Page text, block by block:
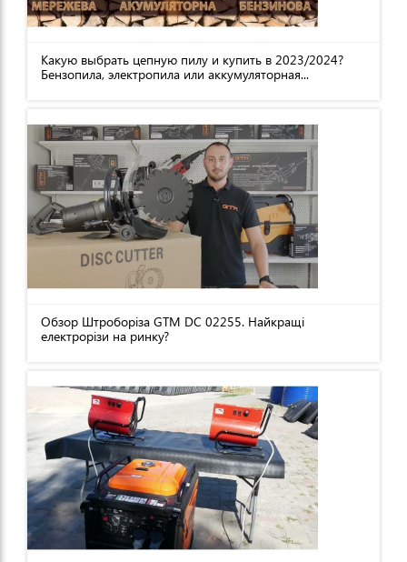
Какую выбрать цепную пилу и купить в 2023/2024?
Бензопила, электропила или аккумуляторная...
Обзор Штроборіза GTM DC 02255. Найкращі
електрорізи на ринку?